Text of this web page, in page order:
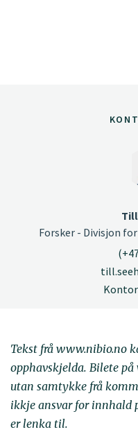
Forsker - Divisjon
Tekst frå www.nibio.no
opphavskjelda. Bilete
utan samtykke frå
ikkje ansvar for innhald
er lenka til.